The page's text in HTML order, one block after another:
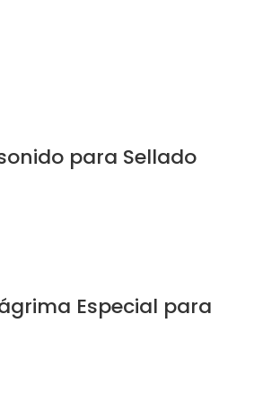
para Sellado
Especial para